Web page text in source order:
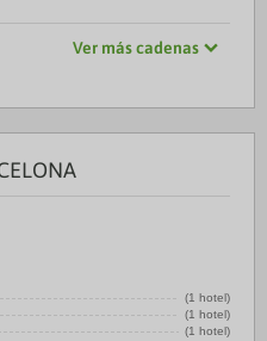
Ver más cadenas
(1 hotel)
(1 hotel)
(1 hotel)